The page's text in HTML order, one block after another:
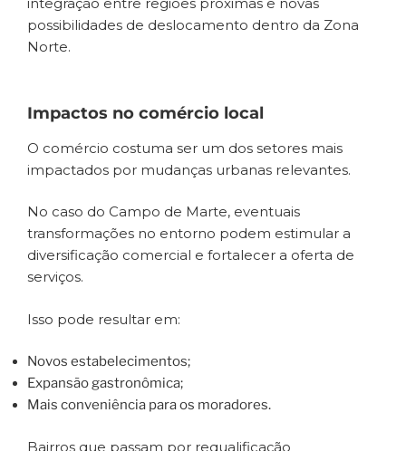
possibilidades de deslocamento dentro da Zona
Norte.
Impactos no comércio local
O comércio costuma ser um dos setores mais
impactados por mudanças urbanas relevantes.
No caso do Campo de Marte, eventuais
transformações no entorno podem estimular a
diversificação comercial e fortalecer a oferta de
serviços.
Isso pode resultar em:
Novos estabelecimentos;
Expansão gastronômica;
Mais conveniência para os moradores.
Bairros que passam por requalificação